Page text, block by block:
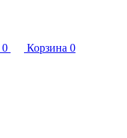
0 Корзина 0